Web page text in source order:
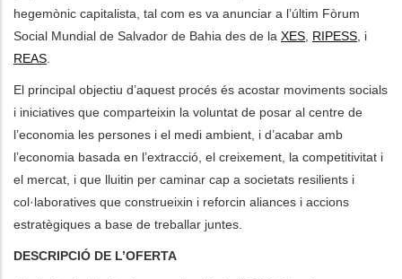
hegemònic capitalista, tal com es va anunciar a l’últim Fòrum
Social Mundial de Salvador de Bahia des de la XES RIPESS , i
REAS
El principal objectiu d’aquest procés és acostar moviments socials
i iniciatives que comparteixin la voluntat de posar al centre de
l’economia les persones i el medi ambient, i d’acabar amb
l’economia basada en l’extracció, el creixement, la competitivitat i
el mercat, i que lluitin per caminar cap a societats resilients i
col·laboratives que construeixin i reforcin aliances i accions
estratègiques a base de treballar juntes.
DESCRIPCIÓ DE L’OFERTA